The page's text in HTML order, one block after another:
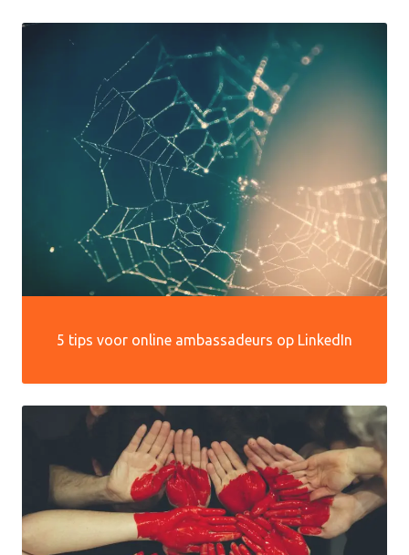
5 tips voor online ambassadeurs op LinkedIn